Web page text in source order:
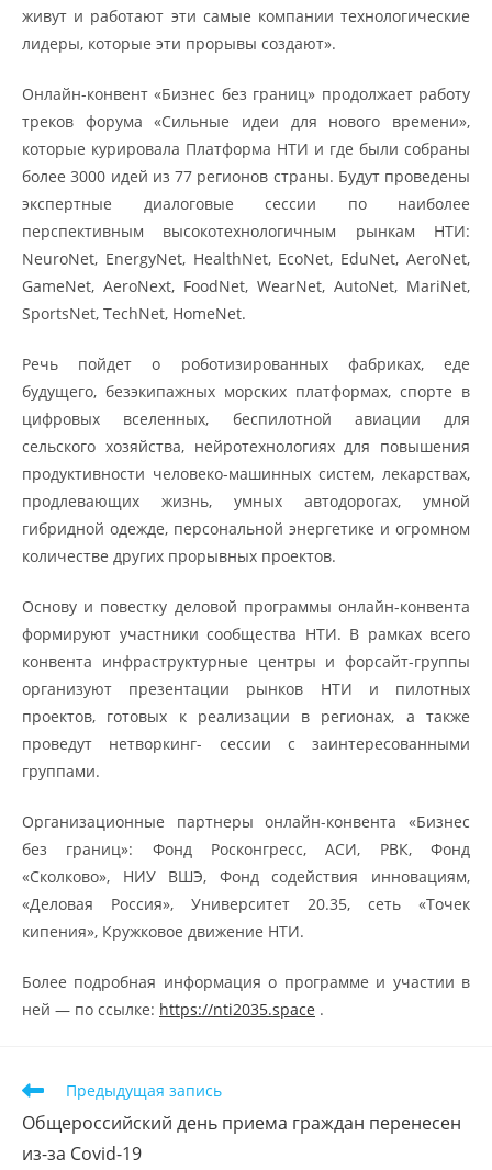
живут и работают эти самые компании технологические
лидеры, которые эти прорывы создают».
Онлайн-конвент «Бизнес без границ» продолжает работу
треков форума «Сильные идеи для нового времени»,
которые курировала Платформа НТИ и где были собраны
более 3000 идей из 77 регионов страны. Будут проведены
экспертные диалоговые сессии по наиболее
перспективным высокотехнологичным рынкам НТИ:
NeuroNet, EnergyNet, HealthNet, EcoNet, EduNet, AeroNet,
GameNet, AeroNext, FoodNet, WearNet, AutoNet, MariNet,
SportsNet, TechNet, HomeNet.
Речь пойдет о роботизированных фабриках, еде
будущего, безэкипажных морских платформах, спорте в
цифровых вселенных, беспилотной авиации для
сельского хозяйства, нейротехнологиях для повышения
продуктивности человеко-машинных систем, лекарствах,
продлевающих жизнь, умных автодорогах, умной
гибридной одежде, персональной энергетике и огромном
количестве других прорывных проектов.
Основу и повестку деловой программы онлайн-конвента
формируют участники сообщества НТИ. В рамках всего
конвента инфраструктурные центры и форсайт-группы
организуют презентации рынков НТИ и пилотных
проектов, готовых к реализации в регионах, а также
проведут нетворкинг- сессии с заинтересованными
группами.
Организационные партнеры онлайн-конвента «Бизнес
без границ»: Фонд Росконгресс, АСИ, РВК, Фонд
«Сколково», НИУ ВШЭ, Фонд содействия инновациям,
«Деловая Россия», Университет 20.35, сеть «Точек
кипения», Кружковое движение НТИ.
Более подробная информация о программе и участии в
ней — по ссылке: https://nti2035.space .
Предыдущая запись
Общероссийский день приема граждан перенесен
из-за Covid-19